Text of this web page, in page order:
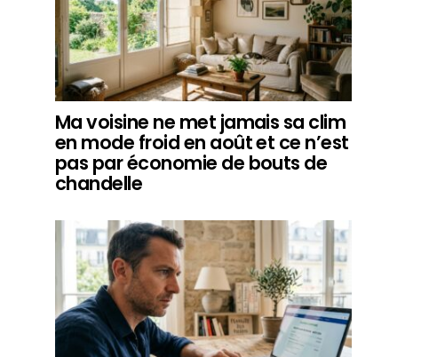
Ma voisine ne met jamais sa clim
en mode froid en août et ce n’est
pas par économie de bouts de
chandelle